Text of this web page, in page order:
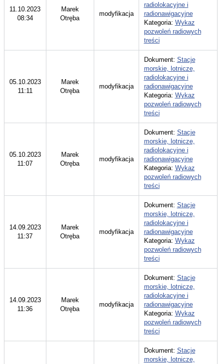
11.10.2023
08:34
Marek
Otręba
modyfikacja
radiolokacyjne i
radionawigacyjne
Kategoria: Wykaz
pozwoleń radiowych
treści
05.10.2023
11:11
Marek
Otręba
modyfikacja
Dokument: Stacje
morskie, lotnicze,
radiolokacyjne i
radionawigacyjne
Kategoria: Wykaz
pozwoleń radiowych
treści
05.10.2023
11:07
Marek
Otręba
modyfikacja
Dokument: Stacje
morskie, lotnicze,
radiolokacyjne i
radionawigacyjne
Kategoria: Wykaz
pozwoleń radiowych
treści
14.09.2023
11:37
Marek
Otręba
modyfikacja
Dokument: Stacje
morskie, lotnicze,
radiolokacyjne i
radionawigacyjne
Kategoria: Wykaz
pozwoleń radiowych
treści
14.09.2023
11:36
Marek
Otręba
modyfikacja
Dokument: Stacje
morskie, lotnicze,
radiolokacyjne i
radionawigacyjne
Kategoria: Wykaz
pozwoleń radiowych
treści
Dokument: Stacje
morskie, lotnicze,